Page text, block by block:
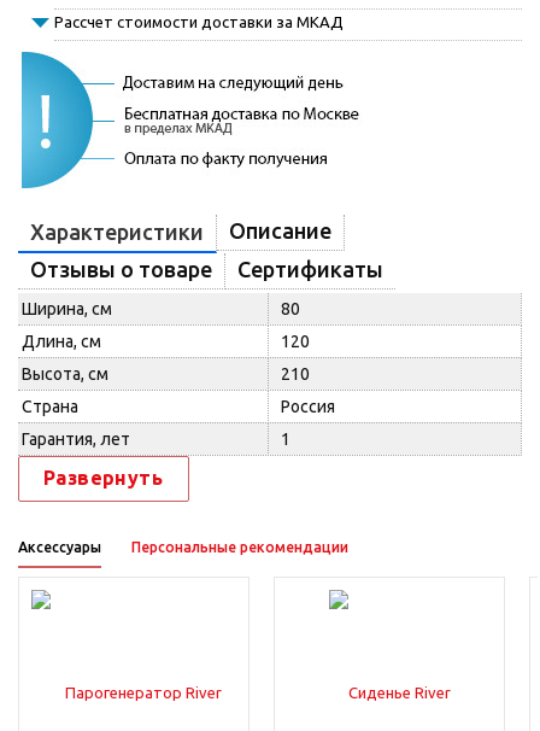
Рассчет стоимости доставки за МКАД
Характеристики
Описание
Отзывы о товаре
Сертификаты
Ширина, см
80
Длина, см
120
Высота, см
210
Страна
Россия
Гарантия, лет
1
Развернуть
Аксессуары Персональные рекомендации